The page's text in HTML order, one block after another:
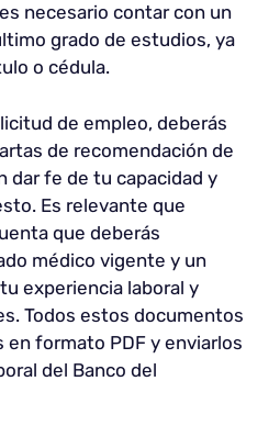
necesario contar con un
grado de estudios, ya
o cédula.
de empleo, deberás
de recomendación de
dar fe de tu capacidad y
Es relevante que
que deberás
médico vigente y un
experiencia laboral y
Todos estos documentos
formato PDF y enviarlos
del Banco del